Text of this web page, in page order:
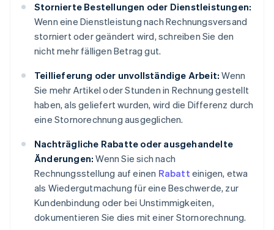
Stornierte Bestellungen oder Dienstleistungen:
Wenn eine Dienstleistung nach Rechnungsversand
storniert oder geändert wird, schreiben Sie den
nicht mehr fälligen Betrag gut.
Teillieferung oder unvollständige Arbeit: Wenn
Sie mehr Artikel oder Stunden in Rechnung gestellt
haben, als geliefert wurden, wird die Differenz durch
eine Stornorechnung ausgeglichen.
Nachträgliche Rabatte oder ausgehandelte
Änderungen: Wenn Sie sich nach
Rechnungsstellung auf einen Rabatt einigen, etwa
als Wiedergutmachung für eine Beschwerde, zur
Kundenbindung oder bei Unstimmigkeiten,
dokumentieren Sie dies mit einer Stornorechnung.